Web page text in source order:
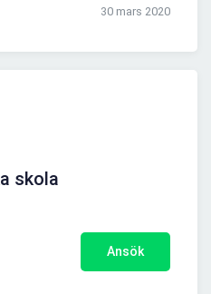
30 mars 2020
skola
Ansök